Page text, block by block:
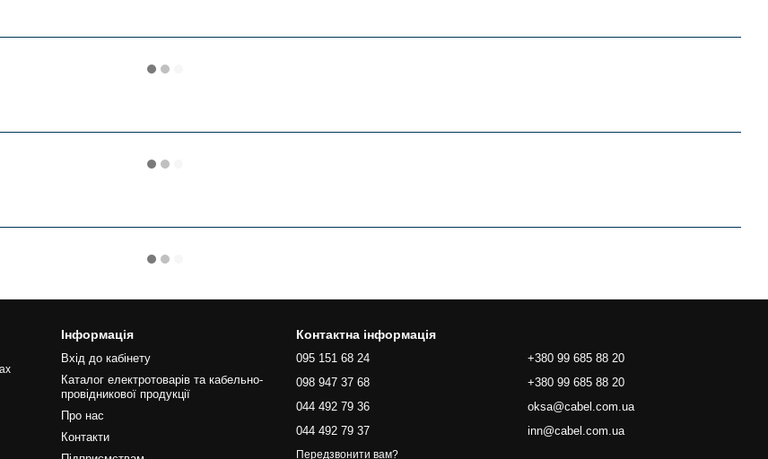
Інформація
Вхід до кабінету
Каталог електротоварів та кабельно-
провідникової продукції
Про нас
Контакти
Контактна інформація
095 151 68 24
098 947 37 68
044 492 79 36
044 492 79 37
Передзвонити вам?
+380 99 685 88 20
+380 99 685 88 20
oksa@cabel.com.ua
inn@cabel.com.ua